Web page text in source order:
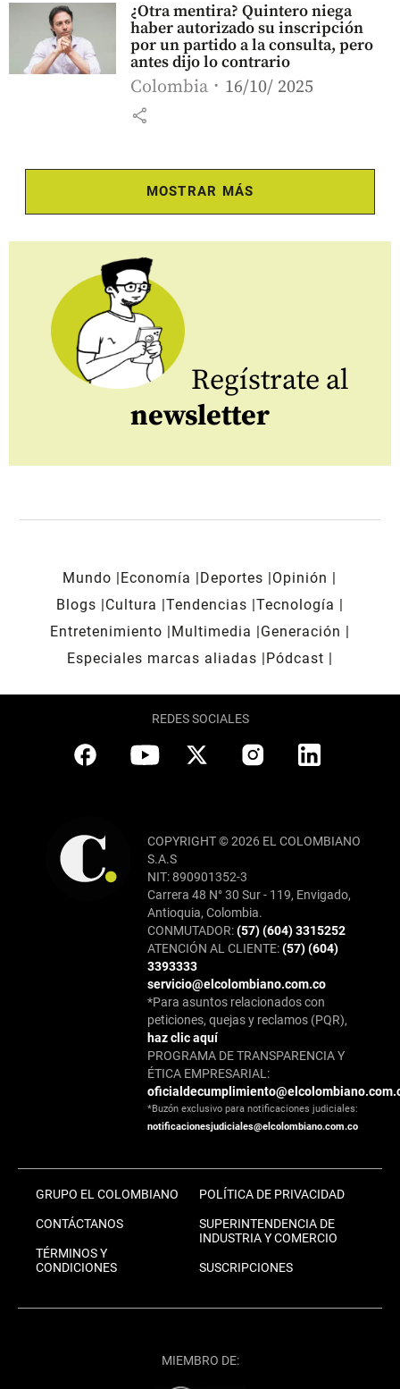
¿Otra mentira? Quintero niega
haber autorizado su inscripción
por un partido a la consulta, pero
antes dijo lo contrario
Colombia 16/10/ 2025
share
MOSTRAR MÁS
Regístrate al
newsletter
Mundo Economía Deportes
Opinión
Blogs
Cultura Tendencias Tecnología
Entretenimiento
Multimedia
Generación
Especiales marcas aliadas
Pódcast
REDES SOCIALES
COPYRIGHT © 2026 EL COLOMBIANO
S.A.S
NIT: 890901352-3
Carrera 48 N° 30 Sur - 119, Envigado,
Antioquia, Colombia.
CONMUTADOR:(57) (604) 3315252
ATENCIÓN AL CLIENTE:(57) (604)
3393333
servicio@elcolombiano.com.co
*Para asuntos relacionados con
peticiones, quejas y reclamos (PQR),
haz clic aquí
PROGRAMA DE TRANSPARENCIA Y
ÉTICA EMPRESARIAL:
*Buzón exclusivo para notificaciones judiciales:
notificacionesjudiciales@elcolombiano.com.co
GRUPO EL COLOMBIANO
CONTÁCTANOS
TÉRMINOS Y
CONDICIONES
POLÍTICA DE PRIVACIDAD
SUPERINTENDENCIA DE
INDUSTRIA Y COMERCIO
SUSCRIPCIONES
MIEMBRO DE: